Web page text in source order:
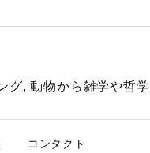
グ, 動物から雑学や哲
コンタクト